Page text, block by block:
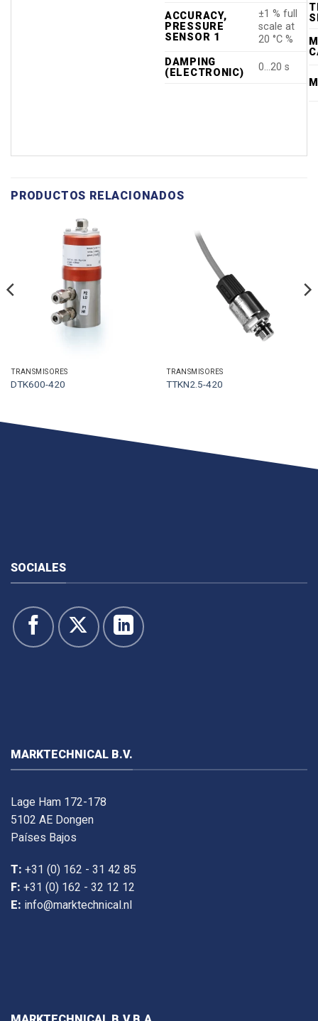
ACCURACY,
PRESSURE
SENSOR 1
±1 % full
scale at
20 °C %
DAMPING
(ELECTRONIC)
0…20 s
PRODUCTOS RELACIONADOS
TRANSMISORES
DTK600-420
TRANSMISORES
TTKN2.5-420
SOCIALES
MARKTECHNICAL B.V.
Lage Ham 172-178
5102 AE Dongen
Países Bajos
T: +31 (0) 162 - 31 42 85
F: +31 (0) 162 - 32 12 12
E: info@marktechnical.nl